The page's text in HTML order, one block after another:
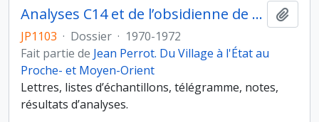
Analyses C14 et de l’obsidienne de Djaffarabad
JP1103 · Dossier · 1970-1972
Fait partie de Jean Perrot. Du Village à l'État au
Proche- et Moyen-Orient
Lettres, listes d’échantillons, télégramme, notes,
résultats d’analyses.